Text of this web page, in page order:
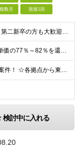
数月 面接1回
≪エンジニア歴1年未満・第二新卒の方も大歓迎！≫ ◆学歴不問 ◆インフラエンジニア経験を半年以上お持ちの方 ◎ブランクのある方・社会人経験10年以上の方も歓迎！ ◎スキルチェンジも可能です
【前職給与保証】【案件単価の77％～82％を還元】 月給32万円～85万円＋賞与 ※上記にはみなし残業手当（月40時間分、7万6200円～20万2400円）が含まれています。超過分は別途全額支給します
☆92％がリモートワーク案件！ ☆各拠点から東京での最先端フルリモート案件へ参画もOK！ 本社、大阪オフィス、名古屋オフィス、福岡オフィス、札幌オフィス、 または各地域のクライアント先での勤務となりま
検討中に入れる